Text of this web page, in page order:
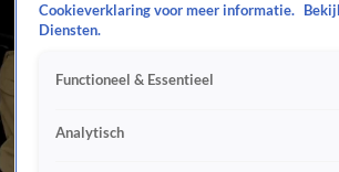
Cookieverklaring voor meer informatie.
Diensten.
Functioneel & Essentieel
Analytisch